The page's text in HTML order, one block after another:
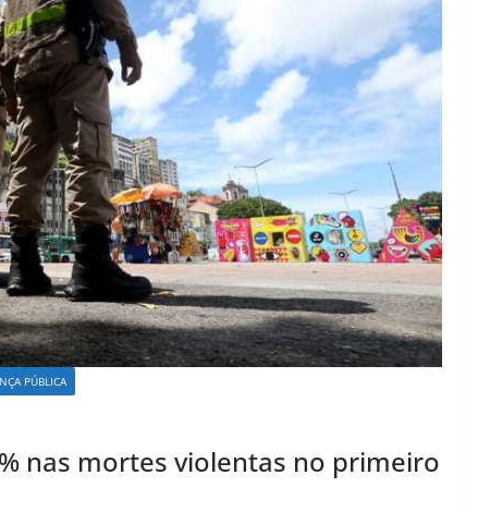
PÚBLICA
nas mortes violentas no primeiro